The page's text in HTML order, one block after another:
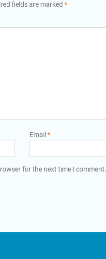
fields are marked *
Email *
for the next time I comment.